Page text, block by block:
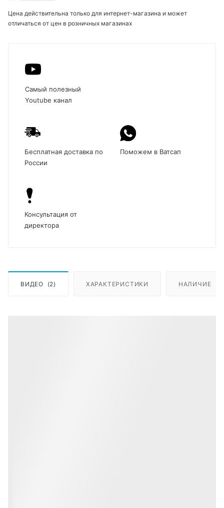
Цена действительна только для интернет-магазина и может
отличаться от цен в розничных магазинах
Самый полезный
Youtube канал
Бесплатная доставка по
России
Поможем в Ватсап
Консультация от
директора
ВИДЕО (2) ХАРАКТЕРИСТИКИ НАЛИЧИЕ